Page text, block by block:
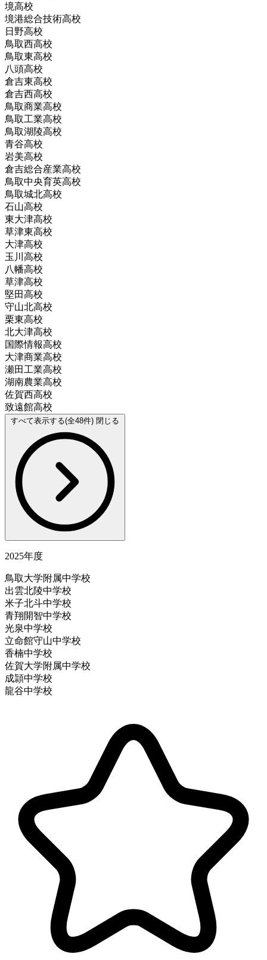
境高校
境港総合技術高校
日野高校
鳥取西高校
鳥取東高校
八頭高校
倉吉東高校
倉吉西高校
鳥取商業高校
鳥取工業高校
鳥取湖陵高校
青谷高校
岩美高校
倉吉総合産業高校
鳥取中央育英高校
鳥取城北高校
石山高校
東大津高校
草津東高校
大津高校
玉川高校
八幡高校
草津高校
堅田高校
守山北高校
栗東高校
北大津高校
国際情報高校
大津商業高校
瀬田工業高校
湖南農業高校
佐賀西高校
致遠館高校
すべて表示する(全48件) 閉じる
2025年度
鳥取大学附属中学校
出雲北陵中学校
米子北斗中学校
青翔開智中学校
光泉中学校
立命館守山中学校
香楠中学校
佐賀大学附属中学校
成頴中学校
龍谷中学校